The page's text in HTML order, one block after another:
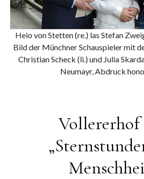
Heio von Stetten (re.) las Stefan
Bild der Münchner Schauspieler mit
Christian Scheck (li.) und Julia
Neumayr, Abdruck